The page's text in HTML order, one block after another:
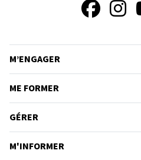
Facebook
M’ENGAGER
ME FORMER
GÉRER
M'INFORMER